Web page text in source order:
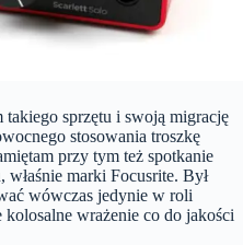
sprzętu i swoją migrację
stosowania troszkę
przy tym też spotkanie
marki Focusrite. Był
wówczas jedynie w roli
wrażenie co do jakości